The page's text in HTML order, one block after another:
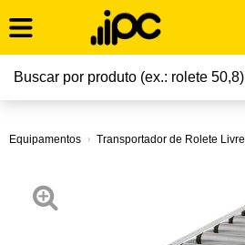
Equipamentos Transportador de Rolete Livre